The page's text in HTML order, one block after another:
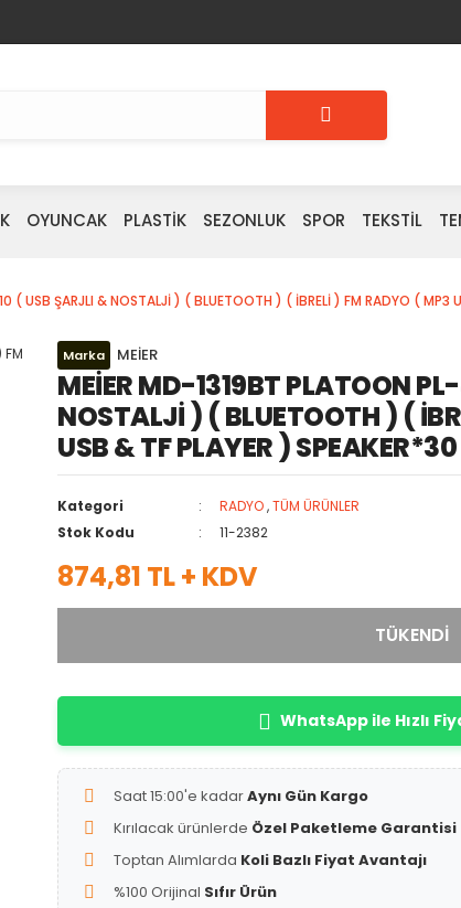
OYUNCAK PLASTİK SEZONLUK SPOR TEKSTİL
( USB ŞARJLI & NOSTALJİ ) ( BLUETOOTH ) ( İBRELİ ) FM RADYO ( MP3
Marka MEİER
MEİER MD-1319BT PLATOON
NOSTALJİ ) ( BLUETOOTH ) (
USB & TF PLAYER ) SPEAKER*30
Kategori RADYO,TÜM ÜRÜNLER
Stok Kodu
11-2382
874,81 TL + KDV
TÜKENDİ
WhatsApp ile Hızlı
Saat 15:00'e kadarAynı Gün Kargo
Kırılacak ürünlerde Özel Paketleme Garantisi
Toptan Alımlarda Koli Bazlı Fiyat Avantajı
%100 Orijinal Sıfır Ürün